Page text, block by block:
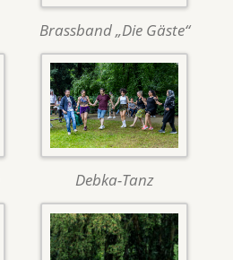
Brassband „Die Gäste“
Debka-Tanz